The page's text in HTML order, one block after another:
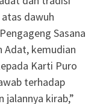
dawuh
Sasana
Adat, kemudian
Karti Puro
terhadap
jalannya kirab,”